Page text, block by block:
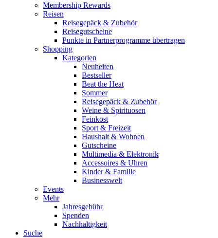
Membership Rewards
Reisen
Reisegepäck & Zubehör
Reisegutscheine
Punkte in Partnerprogramme übertragen
Shopping
Kategorien
Neuheiten
Bestseller
Beat the Heat
Sommer
Reisegepäck & Zubehör
Weine & Spirituosen
Feinkost
Sport & Freizeit
Haushalt & Wohnen
Gutscheine
Multimedia & Elektronik
Accessoires & Uhren
Kinder & Familie
Businesswelt
Events
Mehr
Jahresgebühr
Spenden
Nachhaltigkeit
Suche